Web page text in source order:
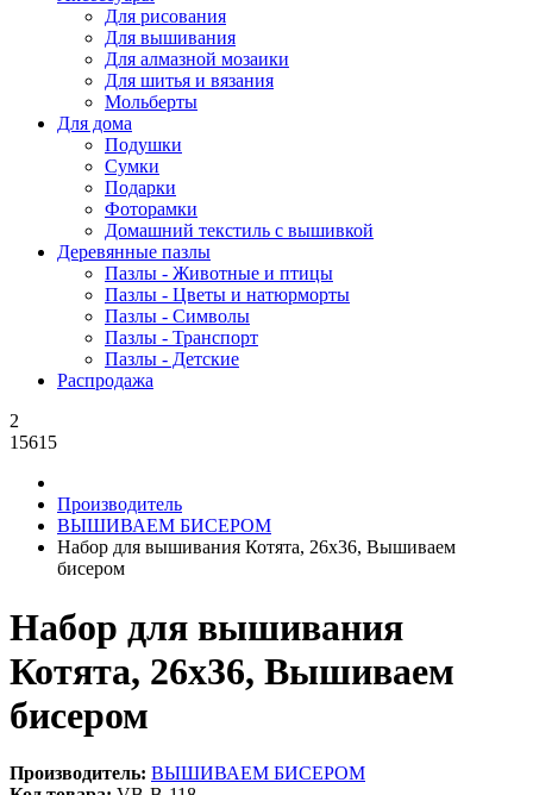
Для рисования
Для вышивания
Для алмазной мозаики
Для шитья и вязания
Мольберты
Для дома
Подушки
Сумки
Подарки
Фоторамки
Домашний текстиль с вышивкой
Деревянные пазлы
Пазлы - Животные и птицы
Пазлы - Цветы и натюрморты
Пазлы - Символы
Пазлы - Транспорт
Пазлы - Детские
Распродажа
2
15615
Производитель
ВЫШИВАЕМ БИСЕРОМ
Набор для вышивания Котята, 26x36, Вышиваем
бисером
Набор для вышивания
Котята, 26x36, Вышиваем
бисером
Производитель: ВЫШИВАЕМ БИСЕРОМ